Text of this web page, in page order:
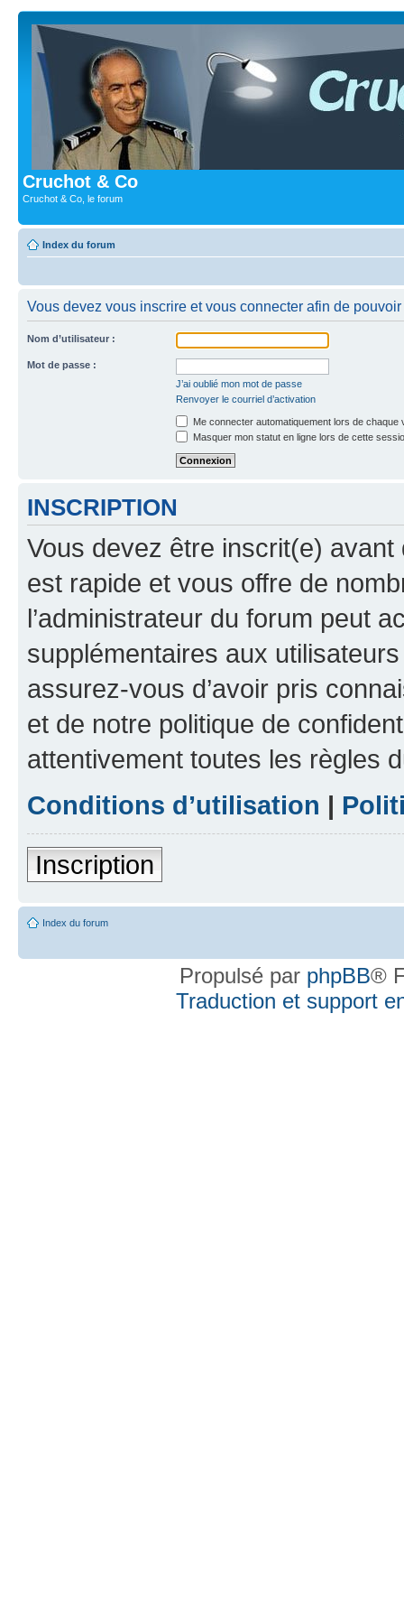
Cruchot & Co
Cruchot & Co, le forum
Index du forum
Vous devez vous inscrire et vous connecter afin de
Nom d’utilisateur :
Mot de passe :
J’ai oublié mon mot de passe
Renvoyer le courriel d’activation
Me connecter automatiquement lors de chaque
Masquer mon statut en ligne lors de cette
INSCRIPTION
Vous devez être inscrit(e) avant
est rapide et vous offre de
l’administrateur du forum peut
supplémentaires aux
assurez-vous d’avoir pris
et de notre politique de
attentivement toutes les règles
Conditions d’utilisation |
Inscription
Index du forum
Propulsé par phpBB®
Traduction et support